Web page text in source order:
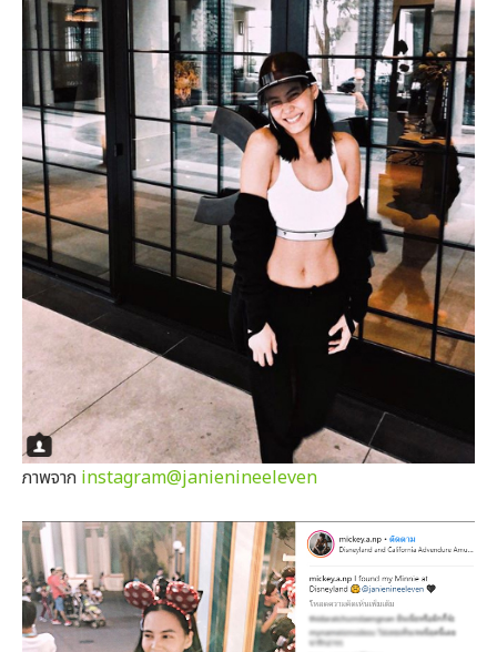
ภาพจาก instagram@janienineeleven